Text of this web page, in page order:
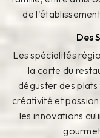
de
Des
Les spécialités
la carte du
déguster des
créativité et
les innovations